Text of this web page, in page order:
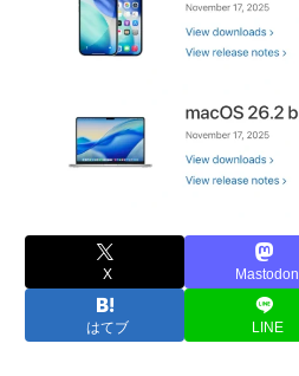
X Mastodon
はてブ LINE